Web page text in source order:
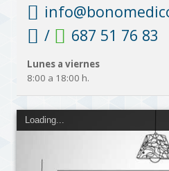
/
687 51 76 83
Lunes a viernes
8:00 a 18:00 h.
Loading...